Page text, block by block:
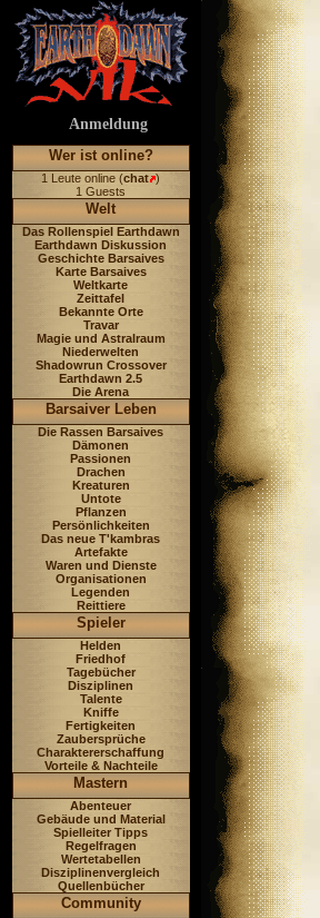
Anmeldung
Wer ist online?
1 Leute online (chat )
1 Guests
Welt
Das Rollenspiel Earthdawn
Earthdawn Diskussion
Geschichte Barsaives
Karte Barsaives
Weltkarte
Zeittafel
Bekannte Orte
Travar
Magie und Astralraum
Niederwelten
Shadowrun Crossover
Earthdawn 2.5
Die Arena
Barsaiver Leben
Die Rassen Barsaives
Dämonen
Passionen
Drachen
Kreaturen
Untote
Pflanzen
Persönlichkeiten
Das neue T'kambras
Artefakte
Waren und Dienste
Organisationen
Legenden
Reittiere
Spieler
Helden
Friedhof
Tagebücher
Disziplinen
Talente
Kniffe
Fertigkeiten
Zaubersprüche
Charaktererschaffung
Vorteile & Nachteile
Mastern
Abenteuer
Gebäude und Material
Spielleiter Tipps
Regelfragen
Wertetabellen
Disziplinenvergleich
Quellenbücher
Community